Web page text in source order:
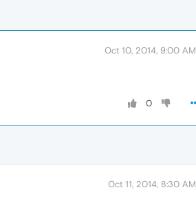
Oct 10, 2014, 9:00 AM
0
Oct 11, 2014, 8:30 AM